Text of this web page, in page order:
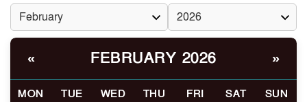
আমির হামজা
৬
ইসলামী বিশ্ববিদ্যালয়র ৪৪
তৎপরতার অভিযোগ/ তদন্তে
« FEBRUARY 2026 »
MON TUE WED THU FRI SAT SUN